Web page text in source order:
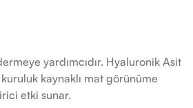
yardımcıdır. Hyaluronik Asit
kaynaklı mat görünüme
etki sunar.